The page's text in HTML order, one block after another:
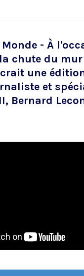
- À
chute du
une
et
Bernard